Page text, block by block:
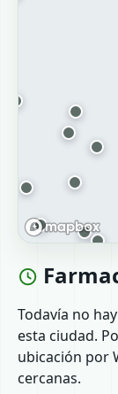
Todavía no
esta ciudad.
ubicación por
cercanas.